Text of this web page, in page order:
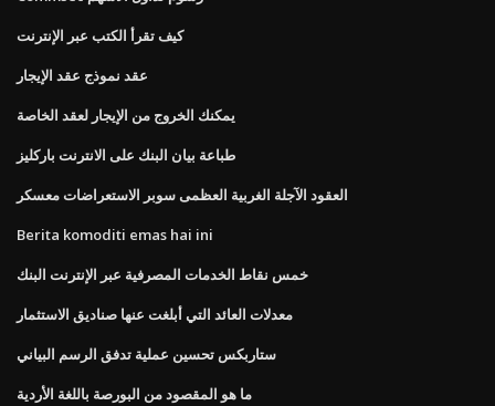
كيف تقرأ الكتب عبر الإنترنت
عقد نموذج عقد الإيجار
يمكنك الخروج من الإيجار لعقد الخاصة
طباعة بيان البنك على الانترنت باركليز
العقود الآجلة الغربية العظمى سوبر الاستعراضات معسكر
Berita komoditi emas hai ini
خمس نقاط الخدمات المصرفية عبر الإنترنت البنك
معدلات العائد التي أبلغت عنها صناديق الاستثمار
ستاربكس تحسين عملية تدفق الرسم البياني
ما هو المقصود من البورصة باللغة الأردية